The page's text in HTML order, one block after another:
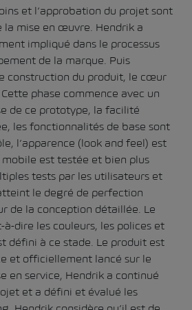
et l’approbation du projet sont
la mise en œuvre. Hendrik a
impliqué dans le processus
de la marque. Puis
construction du produit, le cœur
phase commence avec un
de ce prototype, la facilité
les fonctionnalités de base sont
l’apparence (look and feel) est
est testée et bien plus
tests par les utilisateurs et
le degré de perfection
de la conception détaillée. Le
à-dire les couleurs, les polices et
défini à ce stade. Le produit est
et officiellement lancé sur le
en service, Hendrik a continué
et a défini et évalué les